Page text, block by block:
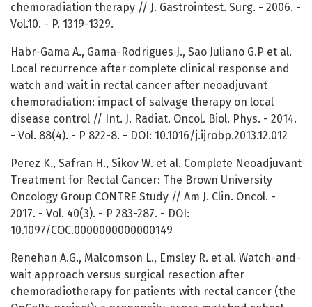
chemoradiation therapy // J. Gastrointest. Surg. - 2006. -
Vol.10. - P. 1319-1329.
Habr-Gama A., Gama-Rodrigues J., Sao Juliano G.P et al.
Local recurrence after complete clinical response and
watch and wait in rectal cancer after neoadjuvant
chemoradiation: impact of salvage therapy on local
disease control // Int. J. Radiat. Oncol. Biol. Phys. - 2014.
- Vol. 88(4). - P 822-8. - DOI: 10.1016/j.ijrobp.2013.12.012
Perez K., Safran H., Sikov W. et al. Complete Neoadjuvant
Treatment for Rectal Cancer: The Brown University
Oncology Group CONTRE Study // Am J. Clin. Oncol. -
2017. - Vol. 40(3). - P 283-287. - DOI:
10.1097/COC.0000000000000149
Renehan A.G., Malcomson L., Emsley R. et al. Watch-and-
wait approach versus surgical resection after
chemoradiotherapy for patients with rectal cancer (the